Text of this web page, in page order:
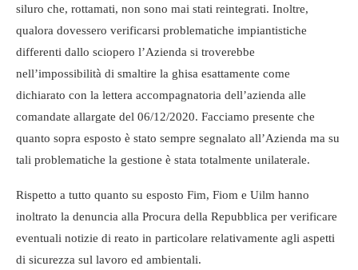
siluro che, rottamati, non sono mai stati reintegrati. Inoltre,
qualora dovessero verificarsi problematiche impiantistiche
differenti dallo sciopero l’Azienda si troverebbe
nell’impossibilità di smaltire la ghisa esattamente come
dichiarato con la lettera accompagnatoria dell’azienda alle
comandate allargate del 06/12/2020. Facciamo presente che
quanto sopra esposto è stato sempre segnalato all’Azienda ma su
tali problematiche la gestione è stata totalmente unilaterale.
Rispetto a tutto quanto su esposto Fim, Fiom e Uilm hanno
inoltrato la denuncia alla Procura della Repubblica per verificare
eventuali notizie di reato in particolare relativamente agli aspetti
di sicurezza sul lavoro ed ambientali.